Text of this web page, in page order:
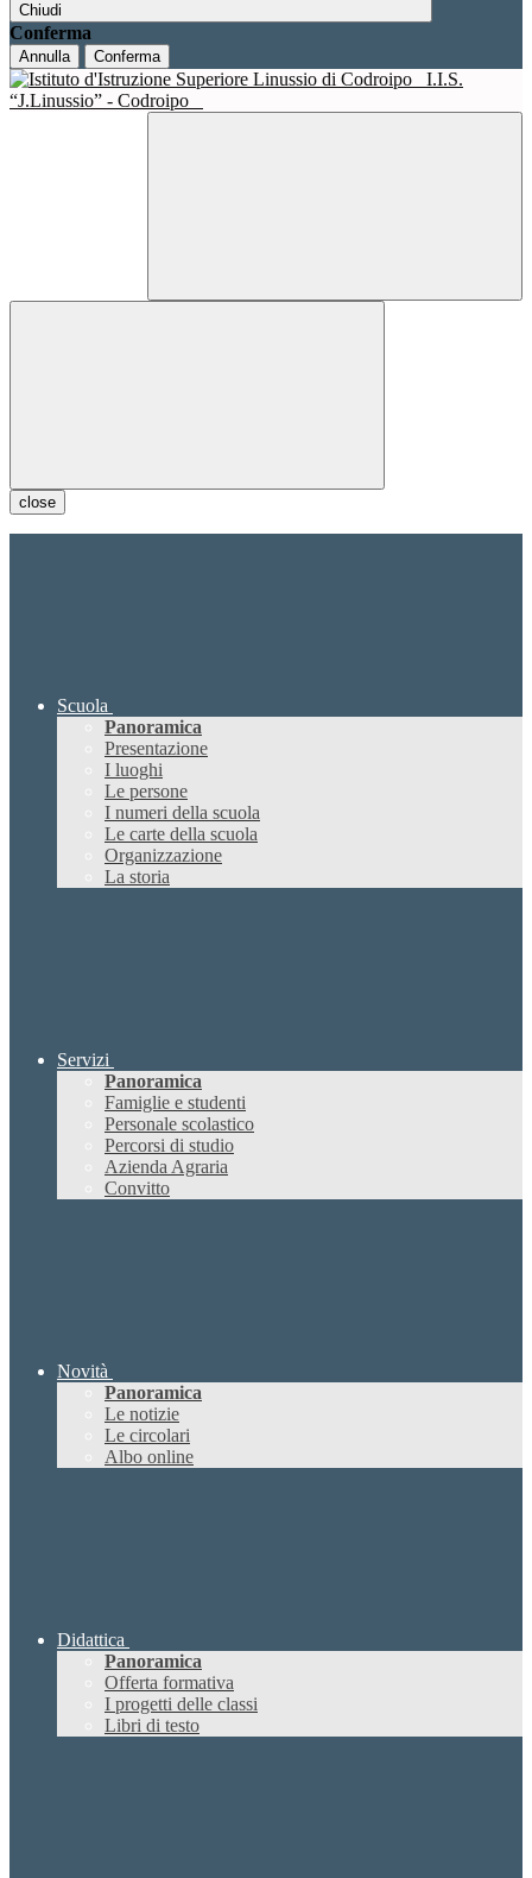
Chiudi
Conferma
Annulla Conferma
I.I.S.
“J.Linussio” - Codroipo
close
Scuola
Panoramica
Presentazione
I luoghi
Le persone
I numeri della scuola
Le carte della scuola
Organizzazione
La storia
Servizi
Panoramica
Famiglie e studenti
Personale scolastico
Percorsi di studio
Azienda Agraria
Convitto
Novità
Panoramica
Le notizie
Le circolari
Albo online
Didattica
Panoramica
Offerta formativa
I progetti delle classi
Libri di testo